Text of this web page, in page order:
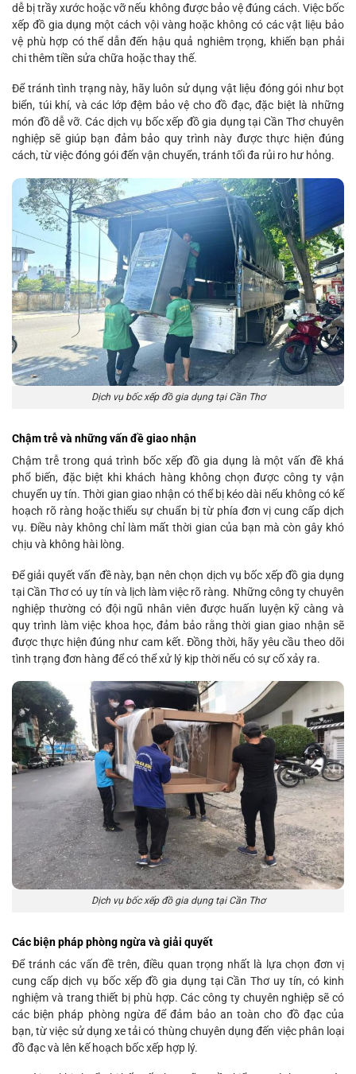
dễ bị trầy xước hoặc vỡ nếu không được bảo vệ đúng cách. Việc bốc
xếp đồ gia dụng một cách vội vàng hoặc không có các vật liệu bảo
vệ phù hợp có thể dẫn đến hậu quả nghiêm trọng, khiến bạn phải
chi thêm tiền sửa chữa hoặc thay thế.
Để tránh tình trạng này, hãy luôn sử dụng vật liệu đóng gói như bọt
biển, túi khí, và các lớp đệm bảo vệ cho đồ đạc, đặc biệt là những
món đồ dễ vỡ. Các dịch vụ bốc xếp đồ gia dụng tại Cần Thơ chuyên
nghiệp sẽ giúp bạn đảm bảo quy trình này được thực hiện đúng
cách, từ việc đóng gói đến vận chuyển, tránh tối đa rủi ro hư hỏng.
Dịch vụ bốc xếp đồ gia dụng tại Cần Thơ
Chậm trễ và những vấn đề giao nhận
Chậm trễ trong quá trình bốc xếp đồ gia dụng là một vấn đề khá
phổ biến, đặc biệt khi khách hàng không chọn được công ty vận
chuyển uy tín. Thời gian giao nhận có thể bị kéo dài nếu không có kế
hoạch rõ ràng hoặc thiếu sự chuẩn bị từ phía đơn vị cung cấp dịch
vụ. Điều này không chỉ làm mất thời gian của bạn mà còn gây khó
chịu và không hài lòng.
Để giải quyết vấn đề này, bạn nên chọn dịch vụ bốc xếp đồ gia dụng
tại Cần Thơ có uy tín và lịch làm việc rõ ràng. Những công ty chuyên
nghiệp thường có đội ngũ nhân viên được huấn luyện kỹ càng và
quy trình làm việc khoa học, đảm bảo rằng thời gian giao nhận sẽ
được thực hiện đúng như cam kết. Đồng thời, hãy yêu cầu theo dõi
tình trạng đơn hàng để có thể xử lý kịp thời nếu có sự cố xảy ra.
Dịch vụ bốc xếp đồ gia dụng tại Cần Thơ
Các biện pháp phòng ngừa và giải quyết
Để tránh các vấn đề trên, điều quan trọng nhất là lựa chọn đơn vị
cung cấp dịch vụ bốc xếp đồ gia dụng tại Cần Thơ uy tín, có kinh
nghiệm và trang thiết bị phù hợp. Các công ty chuyên nghiệp sẽ có
các biện pháp phòng ngừa để đảm bảo an toàn cho đồ đạc của
bạn, từ việc sử dụng xe tải có thùng chuyên dụng đến việc phân loại
đồ đạc và lên kế hoạch bốc xếp hợp lý.